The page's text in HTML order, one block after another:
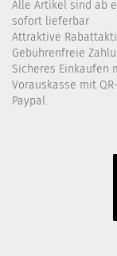
Alle Artikel sind ab
sofort lieferbar
Attraktive
Gebührenfreie
Sicheres Einkaufen
Vorauskasse mit
Paypal